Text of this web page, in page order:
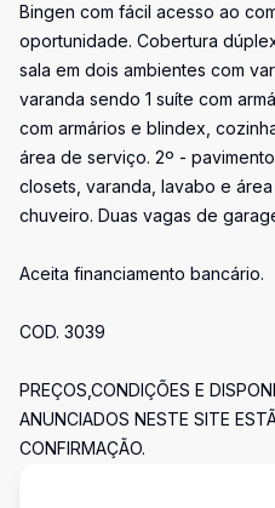
Bingen com fácil acesso ao
oportunidade. Cobertura
sala em dois ambientes com
varanda sendo 1 suíte com
com armários e blindex,
área de serviço. 2º -
closets, varanda, lavabo e
chuveiro. Duas vagas de
Aceita financiamento bancário.
COD. 3039
PREÇOS,CONDIÇÕES E
ANUNCIADOS NESTE SITE
CONFIRMAÇÃO.